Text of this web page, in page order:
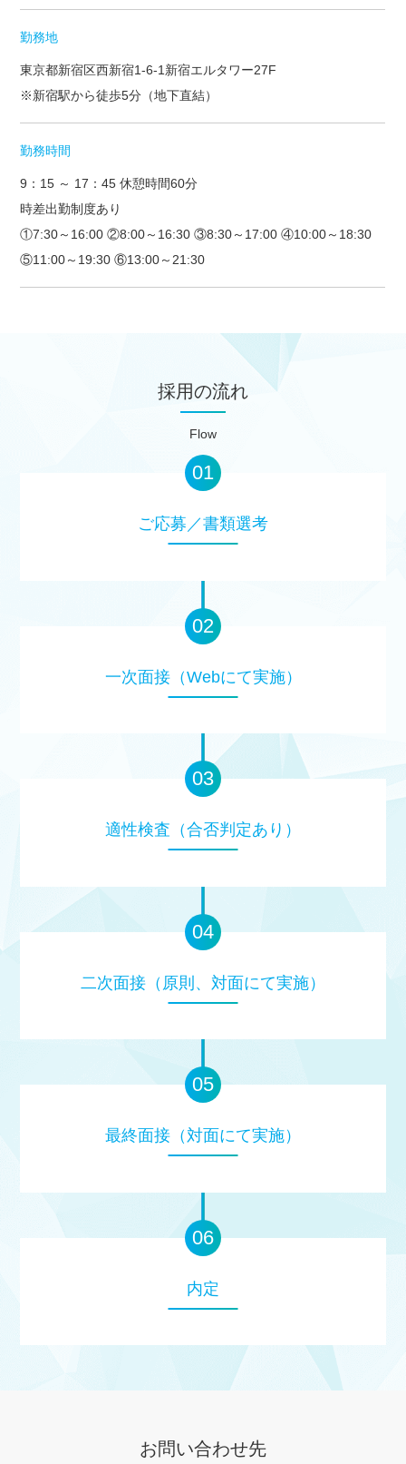
勤務地
東京都新宿区西新宿1-6-1新宿エルタワー27F
※新宿駅から徒歩5分（地下直結）
勤務時間
9：15 ～ 17：45 休憩時間60分
時差出勤制度あり
①7:30～16:00 ②8:00～16:30 ③8:30～17:00 ④10:00～18:30
⑤11:00～19:30 ⑥13:00～21:30
採用の流れ
Flow
ご応募／書類選考
一次面接（Webにて実施）
適性検査（合否判定あり）
二次面接（原則、対面にて実施）
最終面接（対面にて実施）
内定
お問い合わせ先